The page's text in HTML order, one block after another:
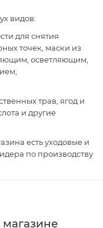
видов:
для снятия
точек, маски из
осветляющим,
трав, ягод и
и другие
есть уходовые и
по производству